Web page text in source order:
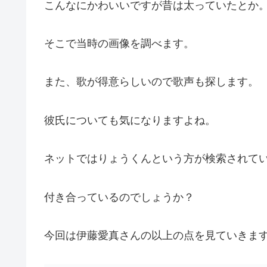
こんなにかわいいですが昔は太っていたとか。
そこで当時の画像を調べます。
また、歌が得意らしいので歌声も探します。
彼氏についても気になりますよね。
ネットではりょうくんという方が検索されてい
付き合っているのでしょうか？
今回は伊藤愛真さんの以上の点を見ていきます